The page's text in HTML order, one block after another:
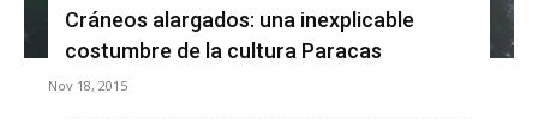
Cráneos alargados: una inexplicable
costumbre de la cultura Paracas
Nov 18, 2015